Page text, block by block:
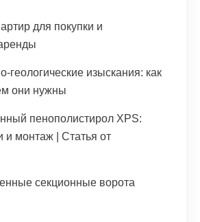
для покупки и
геологические изыскания: как
они нужны
пенополистирол XPS:
и монтаж | Статья от
секционные ворота